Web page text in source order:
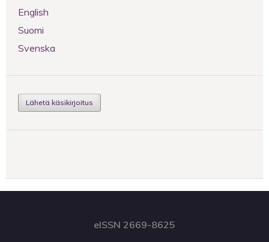
English
Suomi
Svenska
Lähetä käsikirjoitus
eISSN 2669-8625